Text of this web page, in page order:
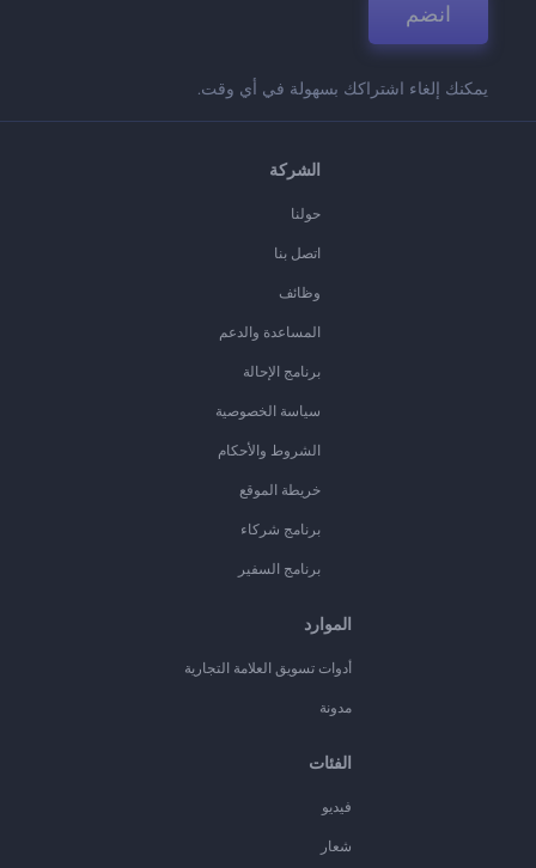
انضم
يمكنك إلغاء اشتراكك بسهولة في أي وقت.
الشركة
حولنا
اتصل بنا
وظائف
المساعدة والدعم
برنامج الإحالة
سياسة الخصوصية
الشروط والأحكام
خريطة الموقع
برنامج شركاء
برنامج السفير
الموارد
أدوات تسويق العلامة التجارية
مدونة
الفئات
فيديو
شعار